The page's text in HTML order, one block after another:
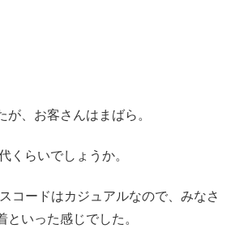
が、お客さんはまばら。
くらいでしょうか。
コードはカジュアルなので、みなさ
といった感じでした。